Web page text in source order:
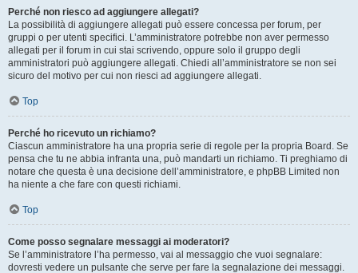
Perché non riesco ad aggiungere allegati?
La possibilità di aggiungere allegati può essere concessa per forum, per
gruppi o per utenti specifici. L’amministratore potrebbe non aver permesso
allegati per il forum in cui stai scrivendo, oppure solo il gruppo degli
amministratori può aggiungere allegati. Chiedi all’amministratore se non sei
sicuro del motivo per cui non riesci ad aggiungere allegati.
Top
Perché ho ricevuto un richiamo?
Ciascun amministratore ha una propria serie di regole per la propria Board. Se
pensa che tu ne abbia infranta una, può mandarti un richiamo. Ti preghiamo di
notare che questa è una decisione dell’amministratore, e phpBB Limited non
ha niente a che fare con questi richiami.
Top
Come posso segnalare messaggi ai moderatori?
Se l’amministratore l’ha permesso, vai al messaggio che vuoi segnalare:
dovresti vedere un pulsante che serve per fare la segnalazione dei messaggi.